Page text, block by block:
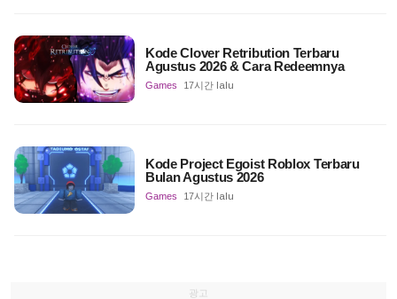
Kode Clover Retribution Terbaru
Agustus 2026 & Cara Redeemnya
Games 17시간 lalu
Kode Project Egoist Roblox Terbaru
Bulan Agustus 2026
Games 17시간 lalu
광고